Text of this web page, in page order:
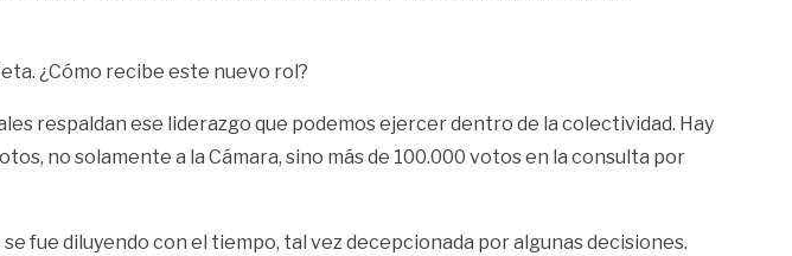
¿Cómo recibe este nuevo rol?
respaldan ese liderazgo que podemos ejercer dentro de la colectividad. Hay
no solamente a la Cámara, sino más de 100.000 votos en la consulta por
fue diluyendo con el tiempo, tal vez decepcionada por algunas decisiones.